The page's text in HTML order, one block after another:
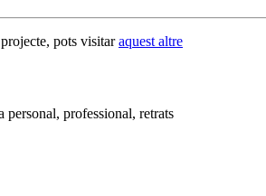
projecte, pots visitaraquest altre
professional, retrats